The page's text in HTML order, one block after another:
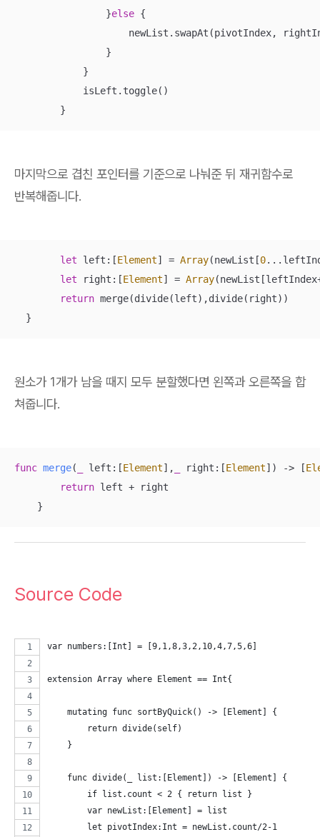
                }
else {
newList.swapAt(pivotIndex,
                }
            }
            isLeft.toggle()
        }
마지막으로 겹친 포인터를 기준으로 나눠준 뒤 재귀함수로
반복해줍니다.
let left:[Element] = Array(newList[0...
let right:[Element] = Array(newList[leftIndex
return merge(divide(left),divide(right))
  }
원소가 1개가 남을 때지 모두 분할했다면 왼쪽과 오른쪽을 합
쳐줍니다.
func merge( left :[Element], right :[Element]) -> [
return left + right
    }
Source Code
var numbers:[Int] = [9,1,8,3,2,10,4,7,5,6]
extension Array where Element == Int{
    mutating func sortByQuick() -> [Element] {
        return divide(self)
    }
    func divide(_ list:[Element]) -> [Element] {
        if list.count < 2 { return list }
        var newList:[Element] = list
        let pivotIndex:Int = newList.count/2-1